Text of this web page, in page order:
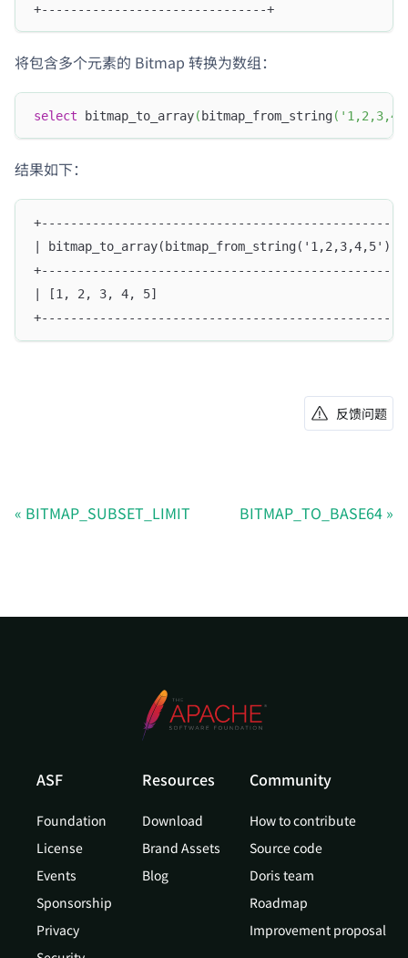
+-------------------------------+
将包含多个元素的 Bitmap 转换为数组：
select bitmap_to_array( bitmap_from_string(
结果如下：
+--------------------------------------------------
| bitmap_to_array(bitmap_from_string('1,2,3,4,5'))
+--------------------------------------------------
| [1, 2, 3, 4, 5]
+--------------------------------------------------
反馈问题
BITMAP_SUBSET_LIMIT BITMAP_TO_BASE64
ASF
Foundation
License
Events
Sponsorship
Privacy
Resources
Download
Brand Assets
Blog
Community
How to contribute
Source code
Doris team
Roadmap
Improvement proposal